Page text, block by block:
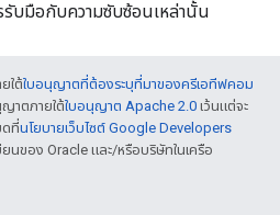
บมือกับความซับซ้อนเหล่านั้น
ใต้ใบอนุญาตที่ต้องระบุที่มาของครีเอทีฟคอม
าตภายใต้ใบอนุญาต Apache 2.0 เว้นแต่จะ
ดที่นโยบายเว็บไซต์ Google Developers
นของ Oracle และ/หรือบริษัทในเครือ